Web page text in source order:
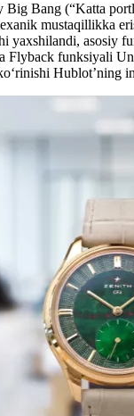
Bang (“Katta
mustaqillikka
yaxshilandi, asosiy
Flyback funksiyali
Hublot’ning